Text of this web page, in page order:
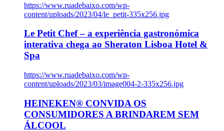
https://www.ruadebaixo.com/wp-
content/uploads/2023/04/le_petit-335x256.jpg
Le Petit Chef – a experiência gastronómica
interativa chega ao Sheraton Lisboa Hotel &
Spa
https://www.ruadebaixo.com/wp-
content/uploads/2023/03/image004-2-335x256.jpg
HEINEKEN® CONVIDA OS
CONSUMIDORES A BRINDAREM SEM
ÁLCOOL